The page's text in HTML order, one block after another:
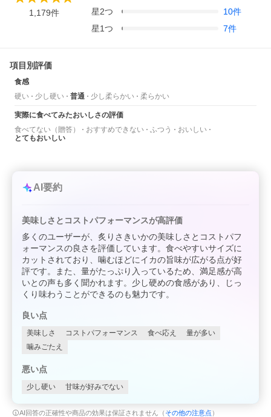
1,179件
星2つ 10件
星1つ 7件
項目別評価
食感
硬い
少し硬い 普通 少し柔らかい 柔らかい
実際に食べてみたおいしさの評価
食べてない（贈答）
おすすめできない ふつう
おいしい
とてもおいしい
AI要約
美味しさとコストパフォーマンスが高評価
多くのユーザーが、炙りさきいかの美味しさとコストパフ
ォーマンスの良さを評価しています。食べやすいサイズに
カットされており、噛むほどにイカの旨味が広がる点が好
評です。また、量がたっぷり入っているため、満足感が高
いとの声も多く聞かれます。少し硬めの食感があり、じっ
くり味わうことができるのも魅力です。
良い点
美味しさ コストパフォーマンス 食べ応え
量が多い
噛みごたえ
悪い点
少し硬い 甘味が好みでない
AI回答の正確性や商品の効果は保証されません（ その他の注意点 ）